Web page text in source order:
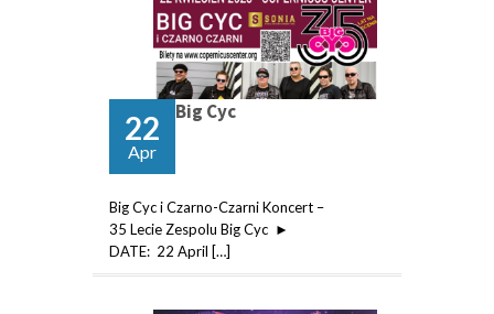
22
Apr
Big Cyc
Big Cyc i Czarno-Czarni Koncert –
35 Lecie Zespolu Big Cyc ►
DATE: 22 April […]